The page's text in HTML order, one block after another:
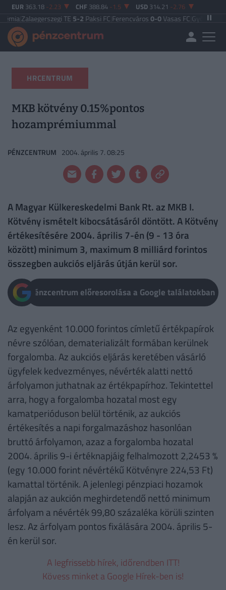
EUR 363.18 -2.23 CHF 388.84 -1.5 USD 314.21 -2.76
TE5-2Paksi FC|Ferencváros0-0Vasas FC|Győri ETO FC 4-0
HRCENTRUM
MKB kötvény 0.15%pontos
hozamprémiummal
PÉNZCENTRUM 2004. április 7. 08:25
A Magyar Külkereskedelmi Bank Rt. az MKB I.
Kötvény ismételt kibocsátásáról döntött. A Kötvény
értékesítésére 2004. április 7-én (9 - 13 óra
között) minimum 3, maximum 8 milliárd forintos
összegben aukciós eljárás útján kerül sor.
Pénzcentrum előresorolása a Google találatokban
Az egyenként 10.000 forintos címletű értékpapírok
névre szólóan, dematerializált formában kerülnek
forgalomba. Az aukciós eljárás keretében vásárló
ügyfelek kedvezményes, névérték alatti nettó
árfolyamon juthatnak az értékpapírhoz. Tekintettel
arra, hogy a forgalomba hozatal most egy
kamatperióduson belül történik, az aukciós
értékesítés a napi forgalmazáshoz hasonlóan
bruttó árfolyamon, azaz a forgalomba hozatal
2004. április 9-i értéknapjáig felhalmozott 2,2453 %
(egy 10.000 forint névértékű Kötvényre 224,53 Ft)
kamattal történik. A jelenlegi pénzpiaci hozamok
alapján az aukción meghirdetendő nettó minimum
árfolyam a névérték 99,80 százaléka körüli szinten
lesz. Az árfolyam pontos fixálására 2004. április 5-
én kerül sor.
A legfrissebb hírek, időrendben ITT!
Kövess minket a Google Hírek-ben is!